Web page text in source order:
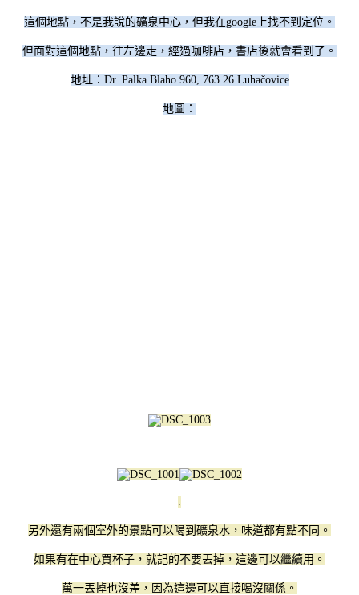
這個地點，不是我說的礦泉中心，但我在google上找不到定位。
但面對這個地點，往左邊走，經過咖啡店，書店後就會看到了。
地址：Dr. Palka Blaho 960, 763 26 Luhačovice
地圖：
另外還有兩個室外的景點可以喝到礦泉水，味道都有點不同。
如果有在中心買杯子，就記的不要丟掉，這邊可以繼續用。
萬一丟掉也沒差，因為這邊可以直接喝沒關係。